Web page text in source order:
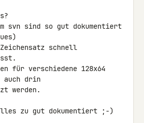
svn sind so gut dokumentiert
schnell
für verschiedene 128x64
auch drin
werden.
zu gut dokumentiert ;-)